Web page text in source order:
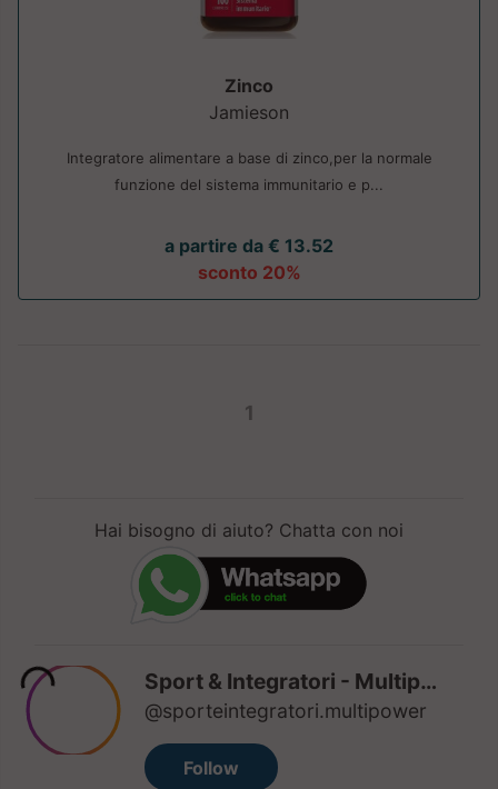
Zinco
Jamieson
Integratore alimentare a base di zinco,per la normale
funzione del sistema immunitario e p...
a partire da € 13.52
sconto 20%
1
Hai bisogno di aiuto? Chatta con noi